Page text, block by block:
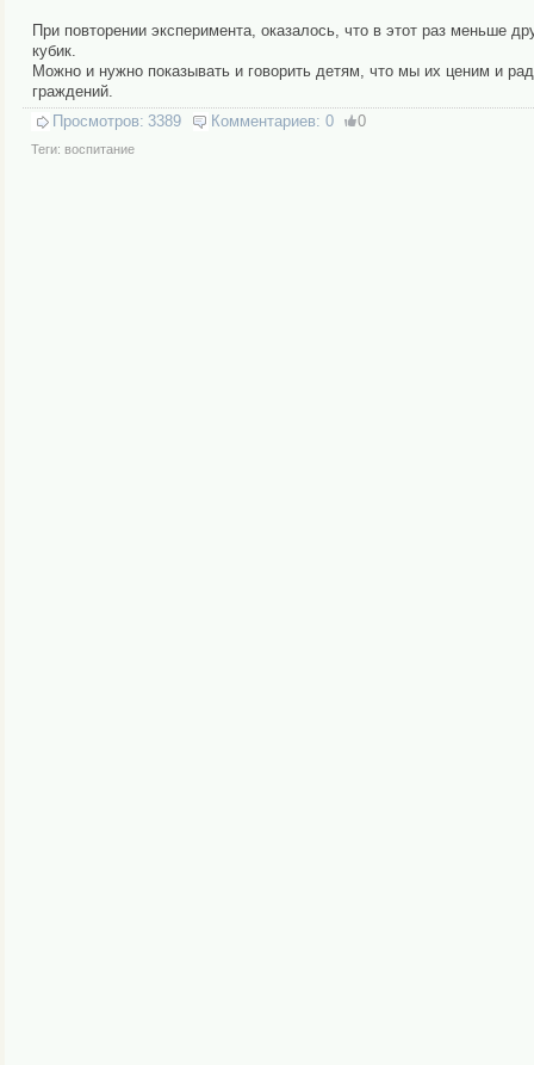
При повторении эксперимента, ока­за­лось, что в этот раз мень­ше
ку­бик.
Можно и нужно показывать и говорить детям, что мы их ценим и
граж­де­ний.
Просмотров: 3389 Комментариев: 0 0
Теги: воспитание